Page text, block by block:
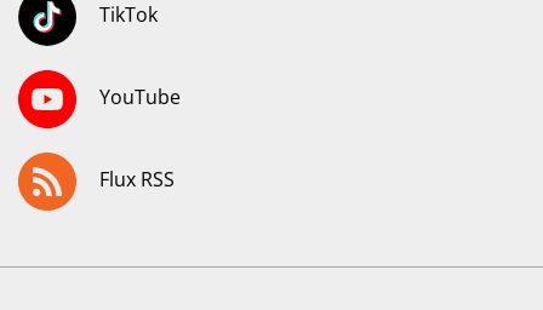
TikTok
YouTube
Flux RSS